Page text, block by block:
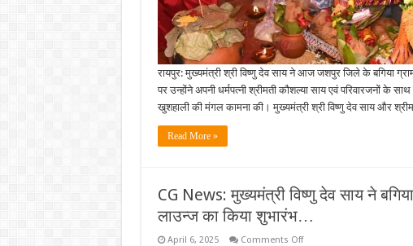
रायपुर: मुख्यमंत्री श्री विष्णु देव साय ने आज जशपुर जिले के बगिया
पर उन्होंने अपनी धर्मपत्नी श्रीमती कौशल्या साय एवं परिवारजनों के
खुशहाली की मंगल कामना की। मुख्यमंत्री श्री विष्णु देव साय और
Read More »
CG News: मुख्यमंत्री विष्णु देव साय ने
लाउन्ज का किया शुभारंभ…
April 6, 2025 Comments Offon